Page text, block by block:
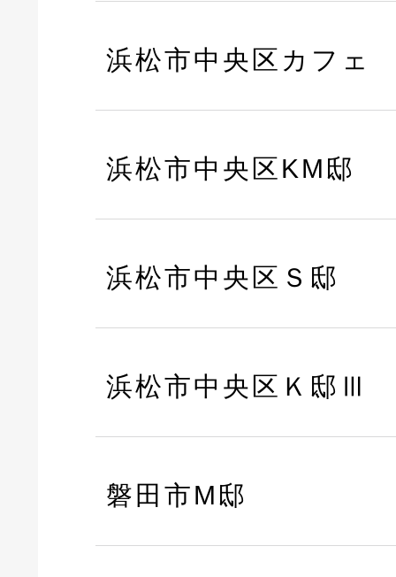
浜松市中央区カフェ
浜松市中央区KM邸
浜松市中央区Ｓ邸
浜松市中央区Ｋ邸Ⅲ
磐田市M邸